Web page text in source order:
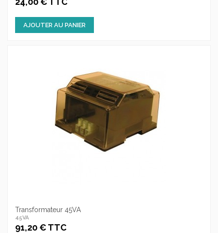
AJOUTER AU PANIER
Transformateur 45VA
45VA
91,20 € TTC